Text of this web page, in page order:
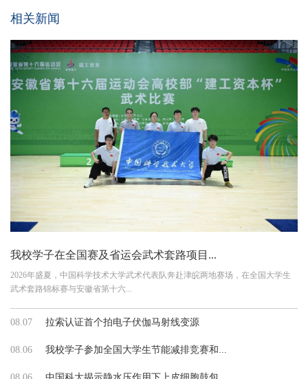
相关新闻
我校学子在全国赛及省运会武术套路项目...
2026年盛夏，中国科学技术大学武术代表队奔赴津皖两地赛场，在全国大学生
武术套路锦标赛与安徽省第十六...
08.07 拉索认证首个拍电子伏伽马射线变源
08.06 我校学子参加全国大学生节能减排竞赛和...